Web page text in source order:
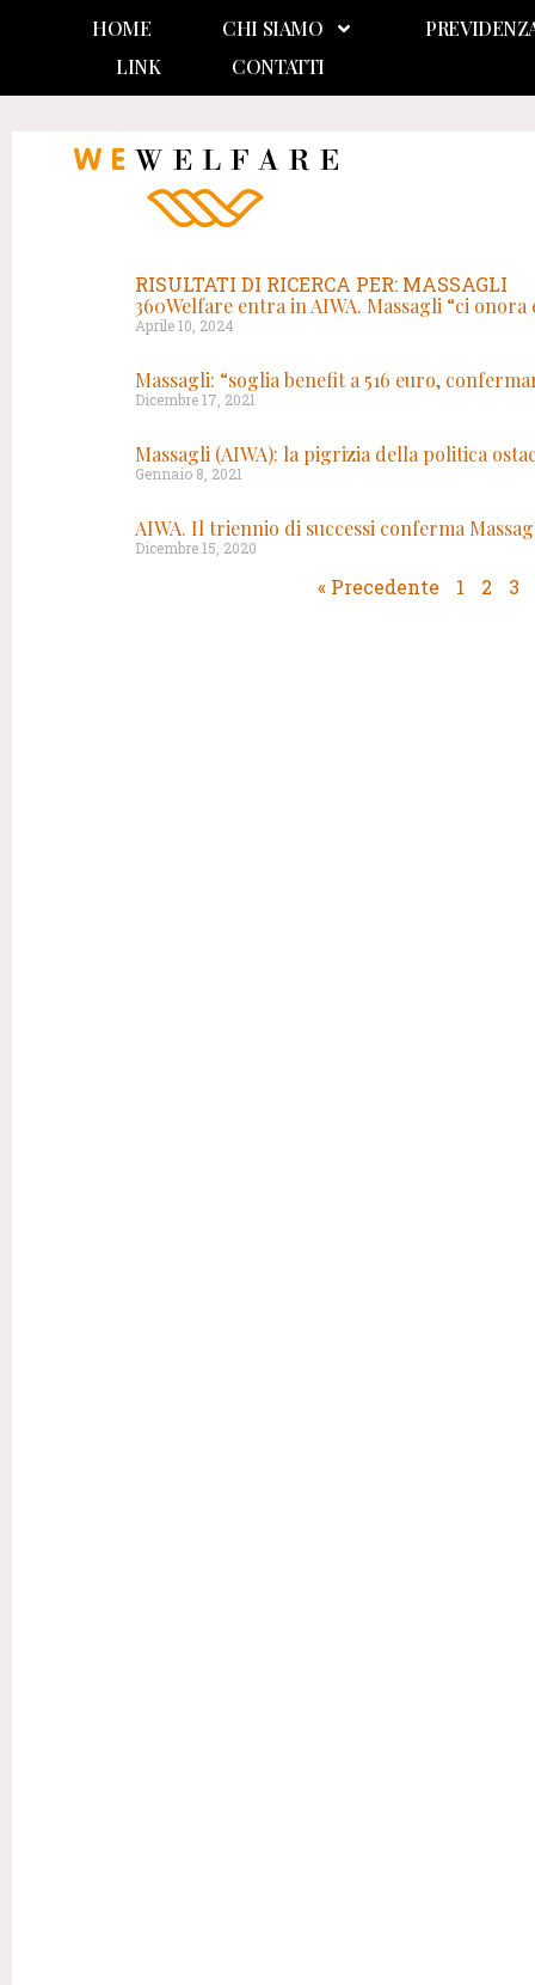
HOME CHI SIAMO
LINK
CONTATTI
RISULTATI DI RICERCA PER: MASSAGLI
360Welfare entra in AIWA. Massagli “ci
Aprile 10, 2024
Massagli: “soglia benefit a 516 euro,
Dicembre 17, 2021
Massagli (AIWA): la pigrizia della politica
Gennaio 8, 2021
AIWA. Il triennio di successi conferma
Dicembre 15, 2020
« Precedente 1 2 3